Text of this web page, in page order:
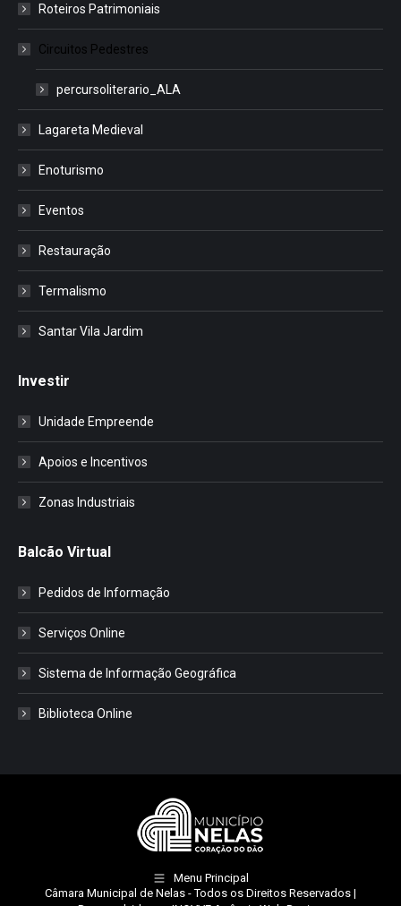
Roteiros Patrimoniais
Circuitos Pedestres
percursoliterario_ALA
Lagareta Medieval
Enoturismo
Eventos
Restauração
Termalismo
Santar Vila Jardim
Investir
Unidade Empreende
Apoios e Incentivos
Zonas Industriais
Balcão Virtual
Pedidos de Informação
Serviços Online
Sistema de Informação Geográfica
Biblioteca Online
Menu Principal
Câmara Municipal de Nelas - Todos os Direitos Reservados |